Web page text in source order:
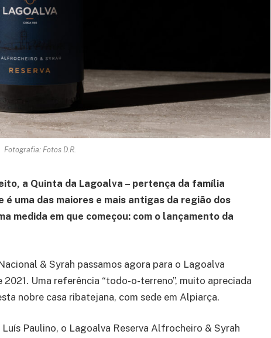
Fotografia: Fotos D.R.
a Quinta da Lagoalva – pertença da família
uma das maiores e mais antigas da região dos
medida em que começou: com o lançamento da
& Syrah passamos agora para o Lagoalva
Uma referência “todo-o-terreno”, muito apreciada
nobre casa ribatejana, com sede em Alpiarça.
Paulino, o Lagoalva Reserva Alfrocheiro & Syrah